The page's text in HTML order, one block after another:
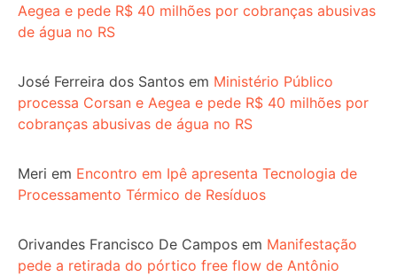
Aegea e pede R$ 40 milhões por cobranças abusivas
de água no RS
José Ferreira dos Santos em Ministério Público
processa Corsan e Aegea e pede R$ 40 milhões por
cobranças abusivas de água no RS
Meri em Encontro em Ipê apresenta Tecnologia de
Processamento Térmico de Resíduos
Orivandes Francisco De Campos em Manifestação
pede a retirada do pórtico free flow de Antônio